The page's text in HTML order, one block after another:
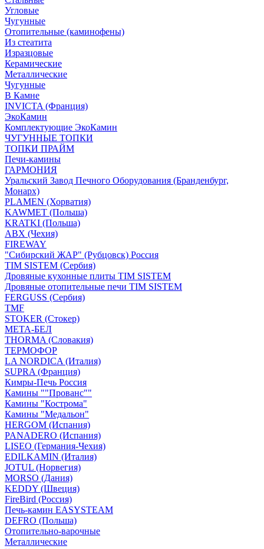
Угловые
Чугунные
Отопительные (каминофены)
Из стеатита
Изразцовые
Керамические
Металлические
Чугунные
В Камне
INVICTA (Франция)
ЭкоКамин
Комплектующие ЭкоКамин
ЧУГУННЫЕ ТОПКИ
ТОПКИ ПРАЙМ
Печи-камины
ГАРМОНИЯ
Уральский Завод Печного Оборудования (Бранденбург,
Монарх)
PLAMEN (Хорватия)
KAWMET (Польша)
KRATKI (Польша)
ABX (Чехия)
FIREWAY
"Сибирский ЖАР" (Рубцовск) Россия
TIM SISTEM (Сербия)
Дровяные кухонные плиты TIM SISTEM
Дровяные отопительные печи TIM SISTEM
FERGUSS (Сербия)
TMF
STOKER (Стокер)
МЕТА-БЕЛ
THORMA (Словакия)
ТЕРМОФОР
LA NORDICA (Италия)
SUPRA (Франция)
Кимры-Печь Россия
Камины ""Прованс""
Камины "Кострома"
Камины "Медальон"
HERGOM (Испания)
PANADERO (Испания)
LISEO (Германия-Чехия)
EDILKAMIN (Италия)
JOTUL (Норвегия)
MORSO (Дания)
KEDDY (Швеция)
FireBird (Россия)
Печь-камин EASYSTEAM
DEFRO (Польша)
Отопительно-варочные
Металлические